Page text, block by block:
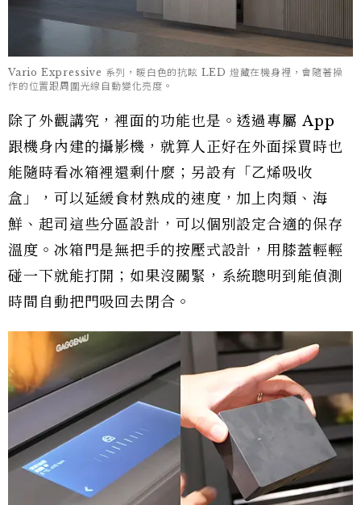
Vario Expressive 系列，暖白色的抗眩 LED 燈藏在機身裡，會隨著操
作的位置跟周圍光線自動變化亮度。
除了外觀講究，裡面的功能也是。透過專屬 App
跟機身內建的攝影機，就算人正好在外面採買時也
能隨時看冰箱裡還剩什麼；另設有「乙烯吸收
盒」，可以延緩食材熟成的速度，加上肉類、海
鮮、起司這些分區設計，可以個別設定合適的保存
溫度。冰箱門是無把手的按壓式設計，用膝蓋輕輕
碰一下就能打開；如果沒關緊，系統聰明到能偵測
時間自動把門吸回去閉合。